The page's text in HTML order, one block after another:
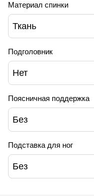
Материал спинки
Ткань
Подголовник
Нет
Поясничная поддержка
Без
Подставка для ног
Без